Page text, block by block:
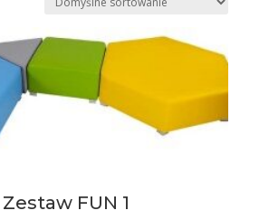
Zestaw FUN 1